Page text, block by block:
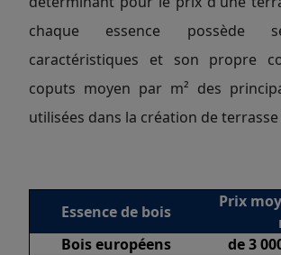
chaque essence possède
caractéristiques et son propre
coputs moyen par m² des
utilisées dans la création de terrasse
Essence de bois
Prix
Bois européens
de 3